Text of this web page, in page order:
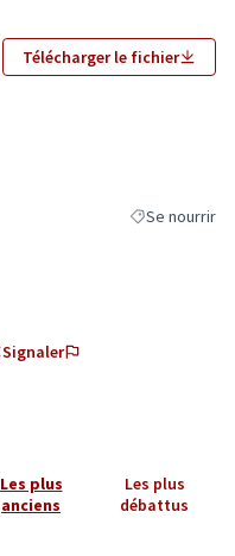
Télécharger le fichier
Filtrer les
Se nourrir
Signaler
Les plus
anciens
Les plus
débattus